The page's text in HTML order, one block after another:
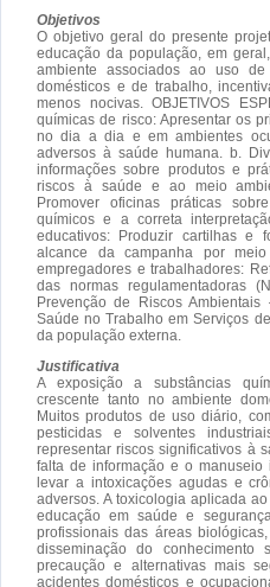
Objetivos
O objetivo geral do presente
educação da população, em
ambiente associados ao uso
domésticos e de trabalho,
menos nocivas. OBJETIVOS
químicas de risco: Apresentar os
no dia a dia e em ambientes
adversos à saúde humana. b.
informações sobre produtos e
riscos à saúde e ao meio
Promover oficinas práticas
químicos e a correta
educativos: Produzir cartilhas e
alcance da campanha por
empregadores e trabalhadores:
das normas regulamentadoras
Prevenção de Riscos
Saúde no Trabalho em Serviços
da população externa.
Justificativa
A exposição a substâncias
crescente tanto no ambiente
Muitos produtos de uso diário,
pesticidas e solventes
representar riscos significativos à
falta de informação e o manuseio
levar a intoxicações agudas e
adversos. A toxicologia aplicada
educação em saúde e
profissionais das áreas
disseminação do conhecimento
precaução e alternativas mais
acidentes domésticos e